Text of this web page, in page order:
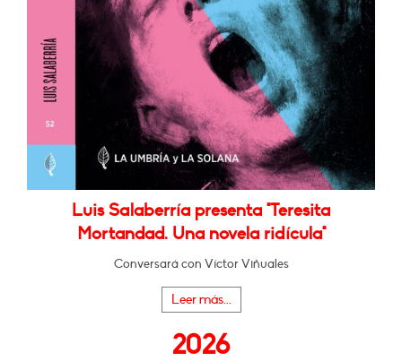
Luis Salaberría presenta "Teresita
Mortandad. Una novela ridícula"
Conversará con Víctor Viñuales
Leer más...
2026